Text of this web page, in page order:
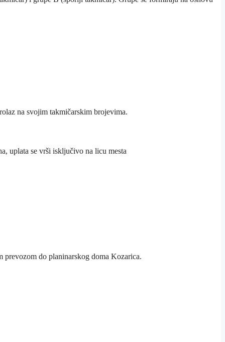
na svojim takmičarskim brojevima.
uplata se vrši isključivo na licu mesta
prevozom do planinarskog doma Kozarica.